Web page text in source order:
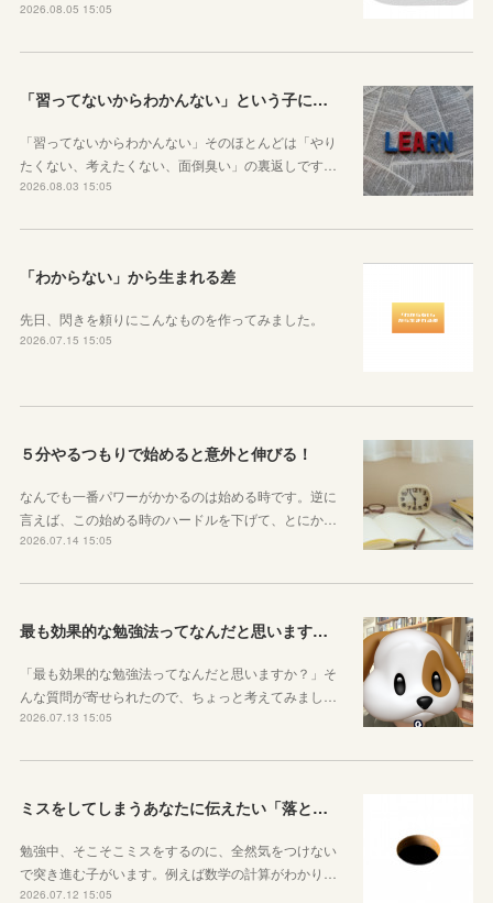
2026.08.05 15:05
「習ってないからわかんない」という子に伝えたい、勉強しようと思ったらその方法はいくらでもあるということ
「習ってないからわかんない」そのほとんどは「やり
たくない、考えたくない、面倒臭い」の裏返しです…
2026.08.03 15:05
「わからない」から生まれる差
先日、閃きを頼りにこんなものを作ってみました。
2026.07.15 15:05
５分やるつもりで始めると意外と伸びる！
なんでも一番パワーがかかるのは始める時です。逆に
言えば、この始める時のハードルを下げて、とにか…
2026.07.14 15:05
最も効果的な勉強法ってなんだと思いますか？
「最も効果的な勉強法ってなんだと思いますか？」そ
んな質問が寄せられたので、ちょっと考えてみまし…
2026.07.13 15:05
ミスをしてしまうあなたに伝えたい「落とし穴がある道は早歩きしない」ということ
勉強中、そこそこミスをするのに、全然気をつけない
で突き進む子がいます。例えば数学の計算がわかり…
2026.07.12 15:05